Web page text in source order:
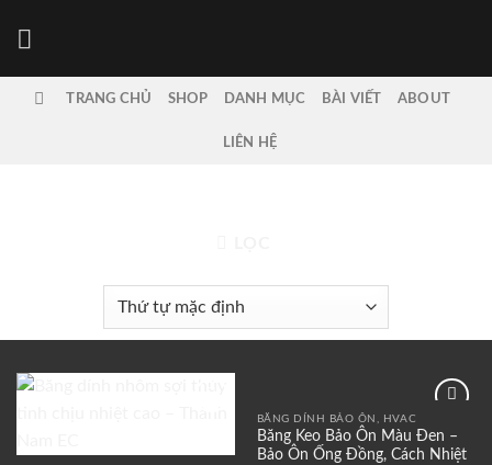
dung
TRANG CHỦ SHOP DANH MỤC BÀI VIẾT ABOUT
LIÊN HỆ
Add to
wishlist
BĂNG DÍNH BẢO ÔN, HVAC
Băng Keo Bảo Ôn Màu Đen –
Bảo Ôn Ống Đồng, Cách Nhiệt